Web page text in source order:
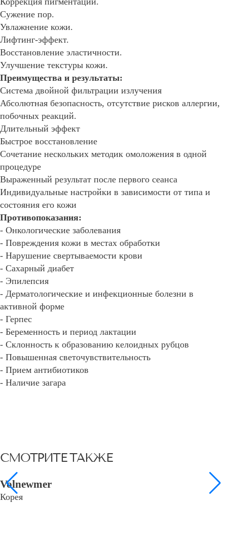
Сужение пор.
Увлажнение кожи.
Лифтинг-эффект.
Восстановление эластичности.
Улучшение текстуры кожи.
Преимущества и результаты:
Система двойной фильтрации излучения
Абсолютная безопасность, отсутствие рисков аллергии,
побочных реакций.
Длительный эффект
Быстрое восстановление
Сочетание нескольких методик омоложения в одной
процедуре
Выраженный результат после первого сеанса
Индивидуальные настройки в зависимости от типа и
состояния его кожи
Противопоказания:
- Онкологические заболевания
- Повреждения кожи в местах обработки
- Нарушение свертываемости крови
- Сахарный диабет
- Эпилепсия
- Дерматологические и инфекционные болезни в
активной форме
- Герпес
- Беременность и период лактации
- Склонность к образованию келоидных рубцов
- Повышенная светочувствительность
- Прием антибиотиков
- Наличие загара
СМОТРИТЕ ТАКЖЕ
Volnewmer
Корея